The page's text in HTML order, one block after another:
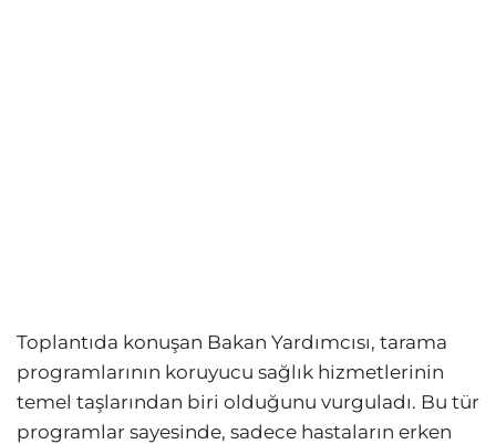
Toplantıda konuşan Bakan Yardımcısı, tarama
programlarının koruyucu sağlık hizmetlerinin
temel taşlarından biri olduğunu vurguladı. Bu tür
programlar sayesinde, sadece hastaların erken